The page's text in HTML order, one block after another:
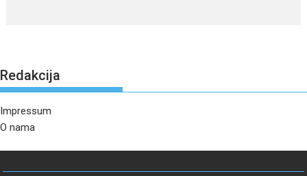
Redakcija
Impressum
O nama